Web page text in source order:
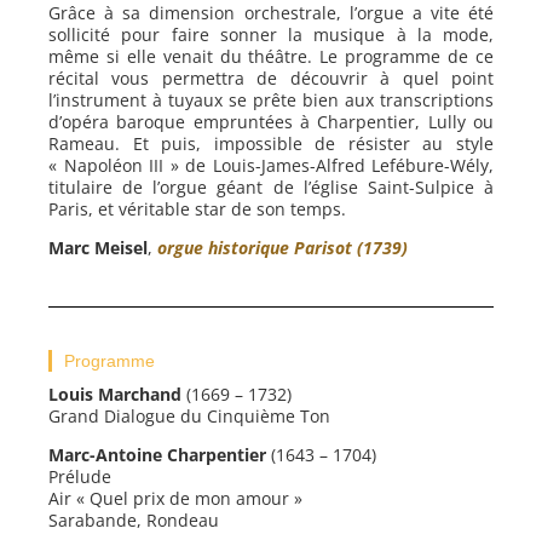
Grâce à sa dimension orchestrale, l’orgue a vite été
sollicité pour faire sonner la musique à la mode,
même si elle venait du théâtre. Le programme de ce
récital vous permettra de découvrir à quel point
l’instrument à tuyaux se prête bien aux transcriptions
d’opéra baroque empruntées à Charpentier, Lully ou
Rameau. Et puis, impossible de résister au style
« Napoléon III » de Louis-James-Alfred Lefébure-Wély,
titulaire de l’orgue géant de l’église Saint-Sulpice à
Paris, et véritable star de son temps.
Marc Meisel, orgue historique Parisot (1739)
Programme
Louis Marchand (1669 – 1732)
Grand Dialogue du Cinquième Ton
Marc-Antoine Charpentier (1643 – 1704)
Prélude
Air « Quel prix de mon amour »
Sarabande, Rondeau